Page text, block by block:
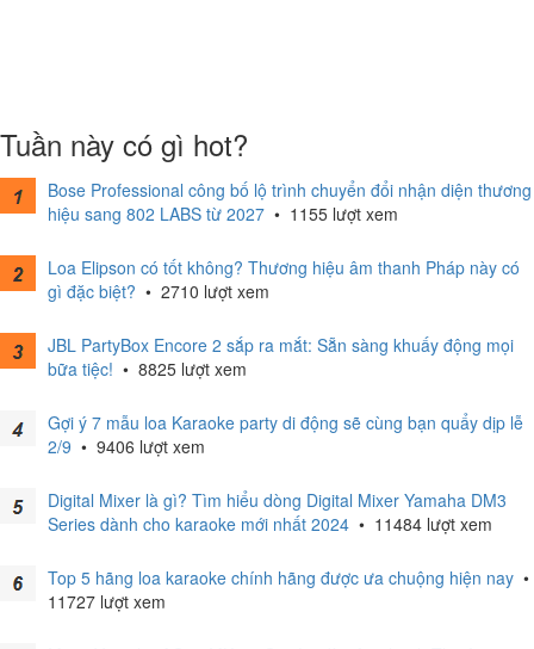
Tuần này có gì hot?
Bose Professional công bố lộ trình chuyển đổi nhận diện thương
hiệu sang 802 LABS từ 2027 • 1155 lượt xem
Loa Elipson có tốt không? Thương hiệu âm thanh Pháp này có
gì đặc biệt? • 2710 lượt xem
JBL PartyBox Encore 2 sắp ra mắt: Sẵn sàng khuấy động mọi
bữa tiệc! • 8825 lượt xem
Gợi ý 7 mẫu loa Karaoke party di động sẽ cùng bạn quẩy dịp lễ
2/9 • 9406 lượt xem
Digital Mixer là gì? Tìm hiểu dòng Digital Mixer Yamaha DM3
Series dành cho karaoke mới nhất 2024 • 11484 lượt xem
Top 5 hãng loa karaoke chính hãng được ưa chuộng hiện nay •
11727 lượt xem